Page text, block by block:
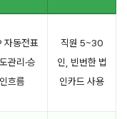
자동전표
관리·승
인흐름
직원 5~30
인, 빈번한 법
인카드 사용